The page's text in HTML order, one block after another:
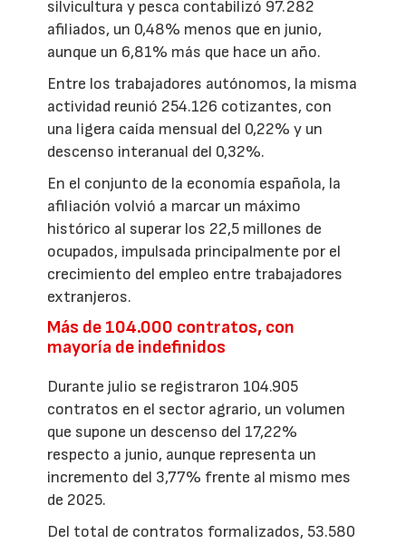
silvicultura y pesca contabilizó 97.282
afiliados, un 0,48% menos que en junio,
aunque un 6,81% más que hace un año.
Entre los trabajadores autónomos, la misma
actividad reunió 254.126 cotizantes, con
una ligera caída mensual del 0,22% y un
descenso interanual del 0,32%.
En el conjunto de la economía española, la
afiliación volvió a marcar un máximo
histórico al superar los 22,5 millones de
ocupados, impulsada principalmente por el
crecimiento del empleo entre trabajadores
extranjeros.
Más de 104.000 contratos, con
mayoría de indefinidos
Durante julio se registraron 104.905
contratos en el sector agrario, un volumen
que supone un descenso del 17,22%
respecto a junio, aunque representa un
incremento del 3,77% frente al mismo mes
de 2025.
Del total de contratos formalizados, 53.580